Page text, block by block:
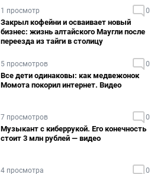
1 просмотр 0
Закрыл кофейни и осваивает новый
бизнес: жизнь алтайского Маугли после
переезда из тайги в столицу
5 просмотров 0
Все дети одинаковы: как медвежонок
Момота покорил интернет. Видео
7 просмотров 0
Музыкант с киберрукой. Его конечность
стоит 3 млн рублей — видео
4 просмотра 0